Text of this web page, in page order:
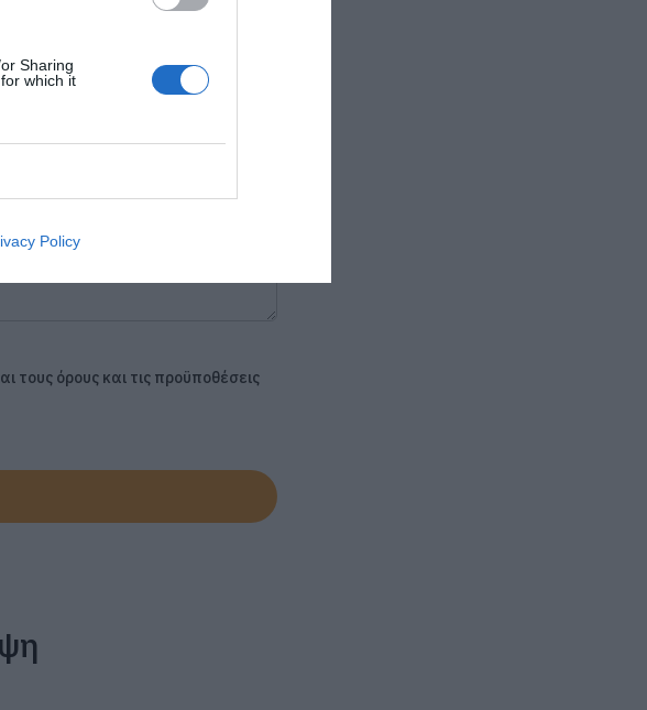
Sharing
which it
Policy
τους όρους και τις προϋποθέσεις